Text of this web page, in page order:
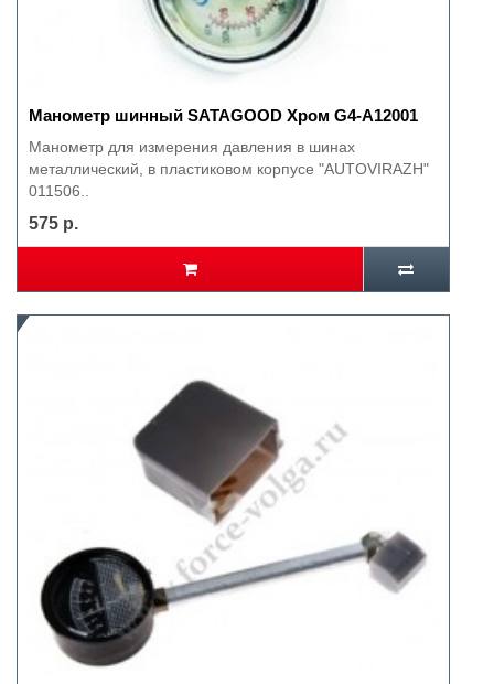
Манометр шинный SATAGOOD Хром G4-A12001
Манометр для измерения давления в шинах
металлический, в пластиковом корпусе "AUTOVIRAZH"
011506..
575 р.